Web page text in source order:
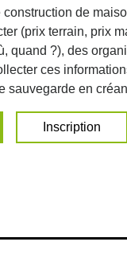
construction de
(prix terrain, prix
quand ?), des
ces
sauvegarde en
Inscription